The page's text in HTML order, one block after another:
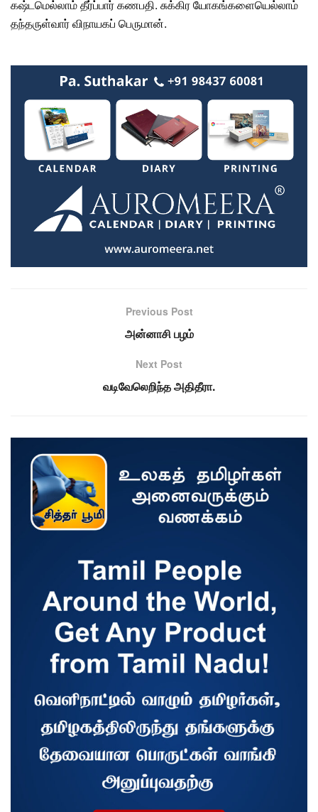
கஷ்டமெல்லாம் தீர்ப்பார் கணபதி. சுக்கிர யோகங்களையெல்லாம்
தந்தருள்வார் விநாயகப் பெருமான்.
Previous Post
அன்னாசி பழம்
Next Post
வடிவேலெறிந்த அதிதீரா.